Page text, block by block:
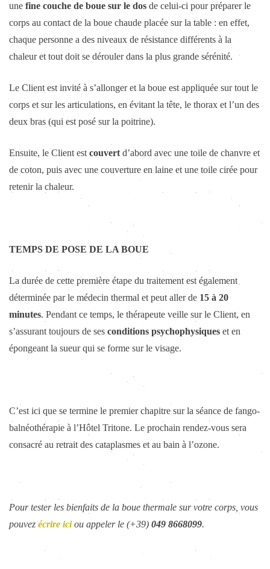
une fine couche de boue sur le dos de celui-ci pour préparer le
corps au contact de la boue chaude placée sur la table : en effet,
chaque personne a des niveaux de résistance différents à la
chaleur et tout doit se dérouler dans la plus grande sérénité.
Le Client est invité à s’allonger et la boue est appliquée sur tout le
corps et sur les articulations, en évitant la tête, le thorax et l’un des
deux bras (qui est posé sur la poitrine).
Ensuite, le Client est couvert d’abord avec une toile de chanvre et
de coton, puis avec une couverture en laine et une toile cirée pour
retenir la chaleur.
TEMPS DE POSE DE LA BOUE
La durée de cette première étape du traitement est également
déterminée par le médecin thermal et peut aller de 15 à 20
minutes. Pendant ce temps, le thérapeute veille sur le Client, en
s’assurant toujours de ses conditions psychophysiques et en
épongeant la sueur qui se forme sur le visage.
C’est ici que se termine le premier chapitre sur la séance de fango-
balnéothérapie à l’Hôtel Tritone. Le prochain rendez-vous sera
consacré au retrait des cataplasmes et au bain à l’ozone.
Pour tester les bienfaits de la boue thermale sur votre corps, vous
pouvez écrire iciou appeler le (+39) 049 8668099.